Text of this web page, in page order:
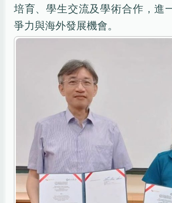
培育、學生交流及學術合作，進
爭力與海外發展機會。